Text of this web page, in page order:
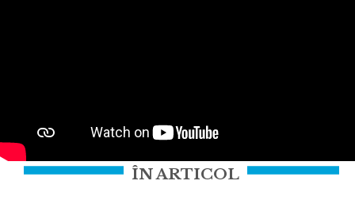
ÎN ARTICOL